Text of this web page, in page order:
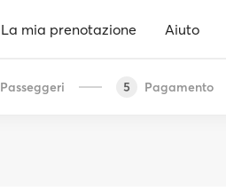
La mia prenotazione Aiuto
Passeggeri 5 Pagamento